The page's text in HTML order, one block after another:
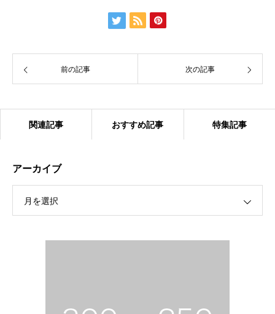
前の記事 次の記事
関連記事 おすすめ記事 特集記事
アーカイブ
月を選択